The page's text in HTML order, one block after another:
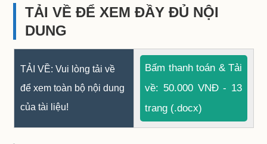
TẢI VỀ ĐỂ XEM ĐẦY ĐỦ NỘI
DUNG
TẢI VỀ: Vui lòng tải về
để xem toàn bộ nội dung
của tài liệu!
Bấm thanh toán & Tải
về: 50.000 VNĐ - 13
trang (.docx)